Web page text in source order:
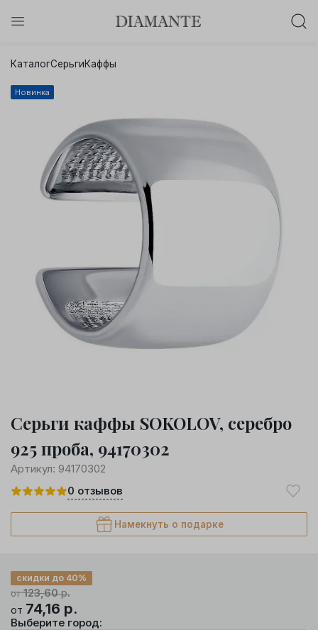
Хочу!
КаталогСерьгиКаффы
Новинка
Серьги каффы SOKOLOV, серебро
925 проба, 94170302
Артикул: 94170302
0 отзывов
Намекнуть о подарке
от123,60р.
скидки до 40%
от 74,16 р.
Выберите город: